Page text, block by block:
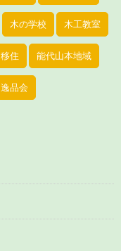
木の学校 木工教室
移住 能代山本地域
逸品会